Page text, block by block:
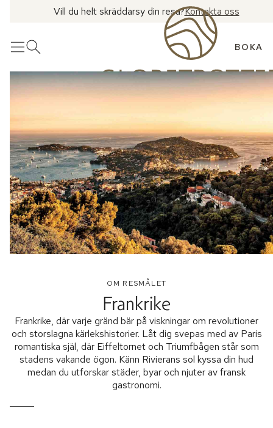
Vill du helt skräddarsy din resa?Kontakta oss
MenyÖppna sök BOKA
OM RESMÅLET
Frankrike
Frankrike, där varje gränd bär på viskningar om revolutioner
och storslagna kärlekshistorier. Låt dig svepas med av Paris
romantiska själ, där Eiffeltornet och Triumfbågen står som
stadens vakande ögon. Känn Rivierans sol kyssa din hud
medan du utforskar städer, byar och njuter av fransk
gastronomi.